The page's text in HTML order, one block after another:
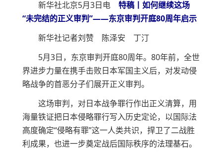
新华社北京5月3日电 特稿丨如何继续这场
“未完结的正义审判”——东京审判开庭80周年启示
新华社记者刘赞 陈泽安 丁汀
5月3日，东京审判开庭80周年。80年前，全世
界进步力量在携手击败日本军国主义后，对发动侵
略战争的首恶分子们展开正义审判。
这场审判，对日本战争罪行作出正义清算，用
海量铁证把日本侵略罪行写入历史定论，以国际法
高度确定“侵略有罪”这一人类共识，捍卫了二战胜
利成果，也进一步奠定战后国际秩序的法理基石。